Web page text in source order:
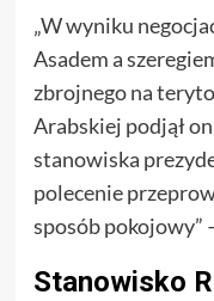
„W wyniku
Asadem a
zbrojnego na
Arabskiej podjął
stanowiska
polecenie
sposób pokojowy”
Stanowisko